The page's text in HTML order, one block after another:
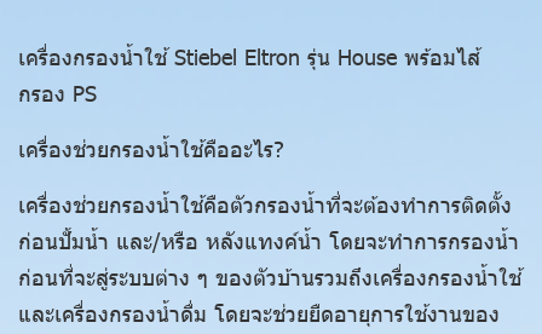
เครื่องกรองน้ำใช้ Stiebel Eltron รุ่น House พร้อมไส้
กรอง PS
เครื่องช่วยกรองน้ำใช้คืออะไร?
เครื่องช่วยกรองน้ำใช้คือตัวกรองน้ำที่จะต้องทำการติดตั้ง
ก่อนปั้มน้ำ และ/หรือ หลังแทงค์น้ำ โดยจะทำการกรองน้ำ
ก่อนที่จะสู่ระบบต่าง ๆ ของตัวบ้านรวมถึงเครื่องกรองน้ำใช้
และเครื่องกรองน้ำดื่ม โดยจะช่วยยืดอายุการใช้งานของ